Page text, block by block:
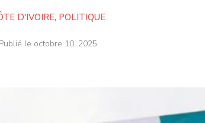
D'IVOIRE, POLITIQUE
Publié le octobre 10, 2025